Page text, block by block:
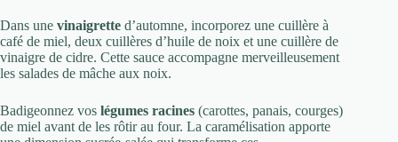
Dans une vinaigrette d’automne, incorporez une cuillère à
café de miel, deux cuillères d’huile de noix et une cuillère de
vinaigre de cidre. Cette sauce accompagne merveilleusement
les salades de mâche aux noix.
Badigeonnez vos légumes racines (carottes, panais, courges)
de miel avant de les rôtir au four. La caramélisation apporte